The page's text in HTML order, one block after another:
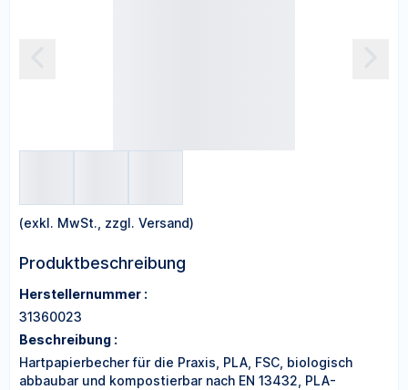
(exkl. MwSt., zzgl. Versand)
Produktbeschreibung
Herstellernummer :
31360023
Beschreibung :
Hartpapierbecher für die Praxis, PLA, FSC, biologisch
abbaubar und kompostierbar nach EN 13432, PLA-